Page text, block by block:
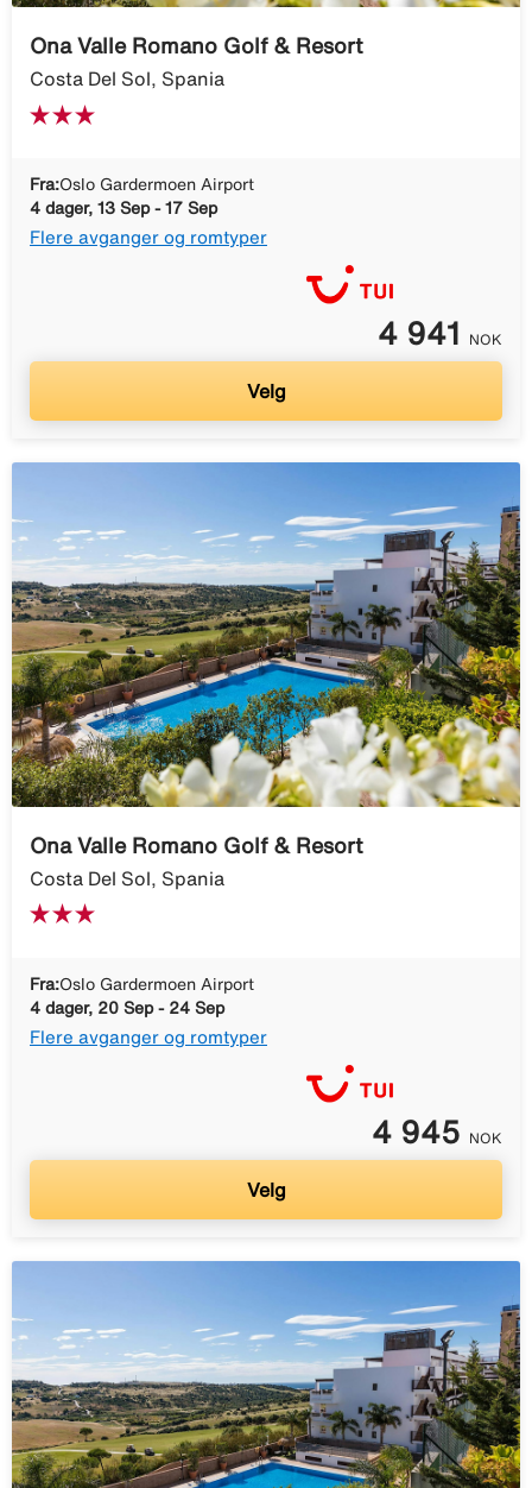
Ona Valle Romano Golf & Resort
Costa Del Sol, Spania
Fra:Oslo Gardermoen Airport
4 dager, 13 Sep - 17 Sep
Flere avganger og romtyper
4 941 NOK
Velg
Ona Valle Romano Golf & Resort
Costa Del Sol, Spania
Fra:Oslo Gardermoen Airport
4 dager, 20 Sep - 24 Sep
Flere avganger og romtyper
4 945 NOK
Velg